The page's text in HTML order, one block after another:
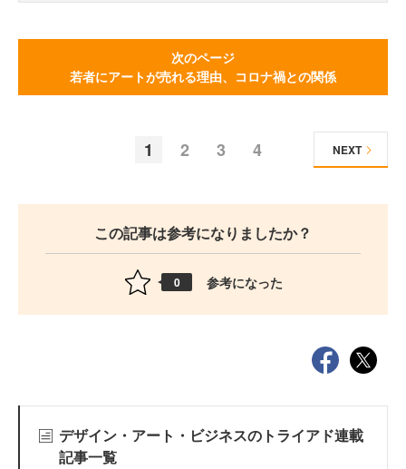
次のページ
若者にアートが売れる理由、コロナ禍との関係
1 2 3 4 NEXT
この記事は参考になりましたか？
0 参考になった
デザイン・アート・ビジネスのトライアド連載
記事一覧